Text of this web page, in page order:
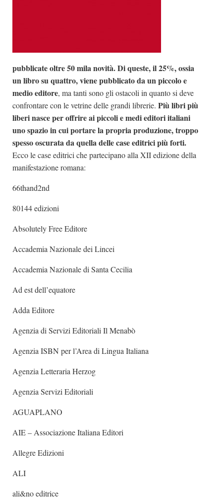
Tabù Festival 2014
A Tutto Volume
Salone di Torino
Marketing
pubblicate oltre 50 mila novità. Di queste, il 25%, ossia
un libro su quattro, viene pubblicato da un piccolo e
medio editore, ma tanti sono gli ostacoli in quanto si deve
confrontare con le vetrine delle grandi librerie. Più libri più
liberi nasce per offrire ai piccoli e medi editori italiani
uno spazio in cui portare la propria produzione, troppo
spesso oscurata da quella delle case editrici più forti.
Ecco le case editrici che partecipano alla XII edizione della
manifestazione romana:
66thand2nd
80144 edizioni
Absolutely Free Editore
Accademia Nazionale dei Lincei
Accademia Nazionale di Santa Cecilia
Ad est dell’equatore
Adda Editore
Agenzia di Servizi Editoriali Il Menabò
Agenzia ISBN per l’Area di Lingua Italiana
Agenzia Letteraria Herzog
Agenzia Servizi Editoriali
AGUAPLANO
AIE – Associazione Italiana Editori
Allegre Edizioni
ALI
ali&no editrice